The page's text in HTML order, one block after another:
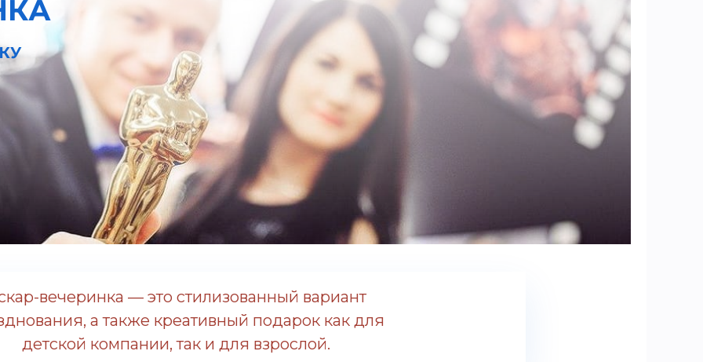
вечеринка — это стилизованный вариант
а также креативный подарок как для
детской компании, так и для взрослой.